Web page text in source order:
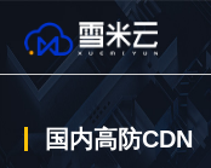
国内高防CDN